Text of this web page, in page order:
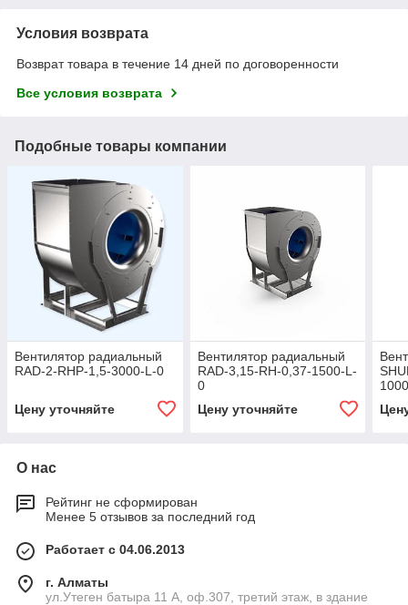
Условия возврата
Возврат товара в течение 14 дней по договоренности
Все условия возврата
Подобные товары компании
Вентилятор радиальный
RAD-2-RHP-1,5-3000-L-0
Цену уточняйте
Вентилятор радиальный
RAD-3,15-RH-0,37-1500-L-
0
Цену уточняйте
О нас
Рейтинг не сформирован
Менее 5 отзывов за последний год
Работает с 04.06.2013
г. Алматы
ул.Утеген батыра 11 А, оф.307, третий этаж, в здание